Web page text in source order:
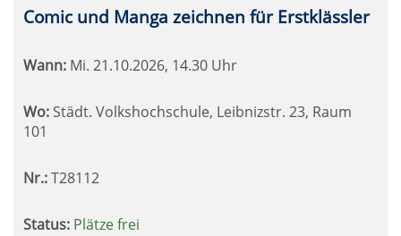
Comic und Manga zeichnen für Erstklässler
Wann: Mi. 21.10.2026, 14.30 Uhr
Wo: Städt. Volkshochschule, Leibnizstr. 23, Raum
101
Nr.:T28112
Status: Plätze frei